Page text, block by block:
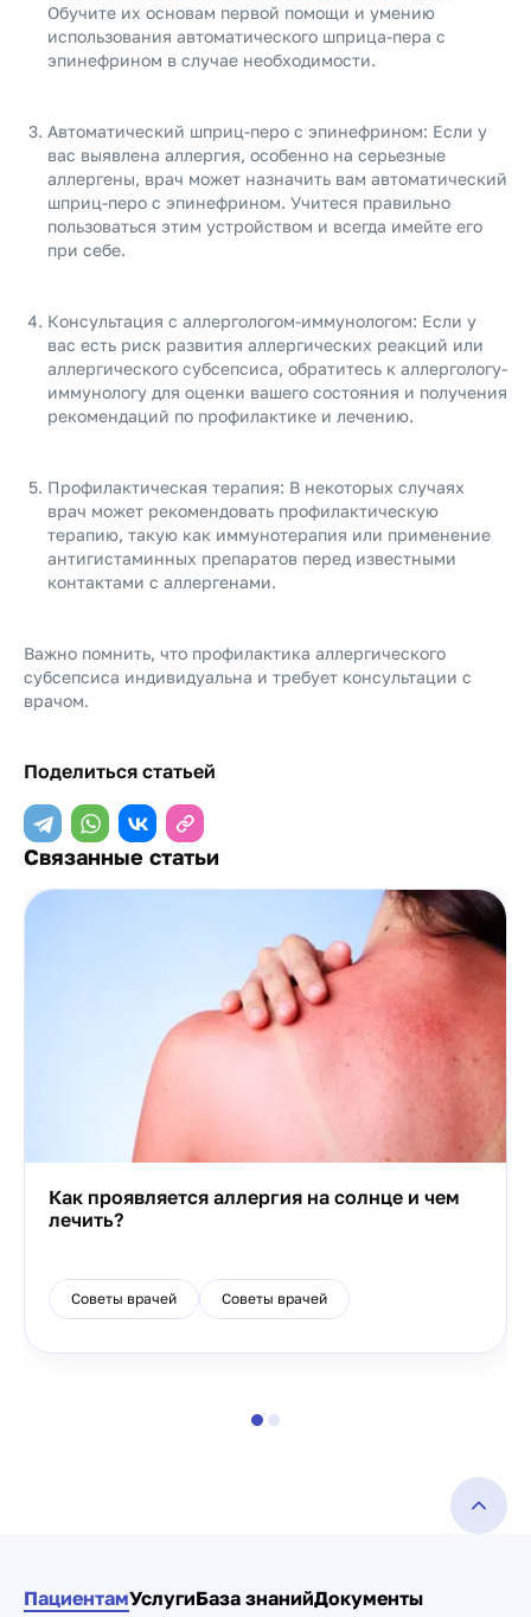
Обучите их основам первой помощи и умению
использования автоматического шприца-пера с
эпинефрином в случае необходимости.
Автоматический шприц-перо с эпинефрином: Если у
вас выявлена аллергия, особенно на серьезные
аллергены, врач может назначить вам автоматический
шприц-перо с эпинефрином. Учитеся правильно
пользоваться этим устройством и всегда имейте его
при себе.
Консультация с аллергологом-иммунологом: Если у
вас есть риск развития аллергических реакций или
аллергического субсепсиса, обратитесь к аллергологу-
иммунологу для оценки вашего состояния и получения
рекомендаций по профилактике и лечению.
Профилактическая терапия: В некоторых случаях
врач может рекомендовать профилактическую
терапию, такую как иммунотерапия или применение
антигистаминных препаратов перед известными
контактами с аллергенами.
Важно помнить, что профилактика аллергического
субсепсиса индивидуальна и требует консультации с
врачом.
Поделиться статьей
Связанные статьи
Как проявляется аллергия на солнце и чем
лечить?
Советы врачей Советы врачей
ПациентамУслугиБаза знанийДокументы